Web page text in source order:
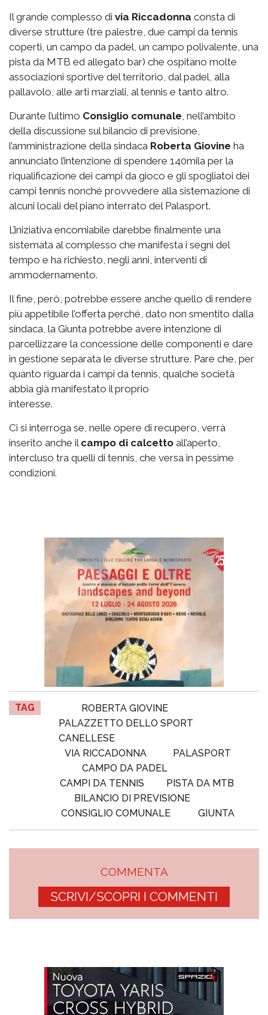
Il grande complesso di via Riccadonna consta di
diverse strutture (tre palestre, due campi da tennis
coperti, un campo da padel, un campo polivalente, una
pista da MTB ed allegato bar) che ospitano molte
associazioni sportive del territorio, dal padel, alla
pallavolo, alle arti marziali, al tennis e tanto altro.
Durante l’ultimo Consiglio comunale, nell’ambito
della discussione sul bilancio di previsione,
l’amministrazione della sindaca Roberta Giovine ha
annunciato l’intenzione di spendere 140mila per la
riqualificazione dei campi da gioco e gli spogliatoi dei
campi tennis nonché provvedere alla sistemazione di
alcuni locali del piano interrato del Palasport.
L’iniziativa encomiabile darebbe finalmente una
sistemata al complesso che manifesta i segni del
tempo e ha richiesto, negli anni, interventi di
ammodernamento.
Il fine, però, potrebbe essere anche quello di rendere
più appetibile l’offerta perché, dato non smentito dalla
sindaca, la Giunta potrebbe avere intenzione di
parcellizzare la concessione delle componenti e dare
in gestione separata le diverse strutture. Pare che, per
quanto riguarda i campi da tennis, qualche società
abbia già manifestato il proprio
interesse.
Ci si interroga se, nelle opere di recupero, verrà
inserito anche il campo di calcetto all’aperto,
intercluso tra quelli di tennis, che versa in pessime
condizioni.
TAG
ROBERTA GIOVINE
PALAZZETTO DELLO SPORT
CANELLESE
VIA RICCADONNA
PALASPORT
CAMPO DA PADEL
CAMPI DA TENNIS
PISTA DA MTB
BILANCIO DI PREVISIONE
CONSIGLIO COMUNALE
GIUNTA
COMMENTA
SCRIVI/SCOPRI I COMMENTI